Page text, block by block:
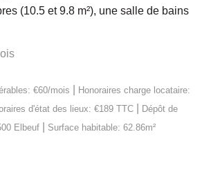
(10.5 et 9.8 m²), une salle de bains
€60/mois
Honoraires charge locataire:
d'état des lieux: €189 TTC
Dépôt de
Elbeuf Surface habitable: 62.86m²